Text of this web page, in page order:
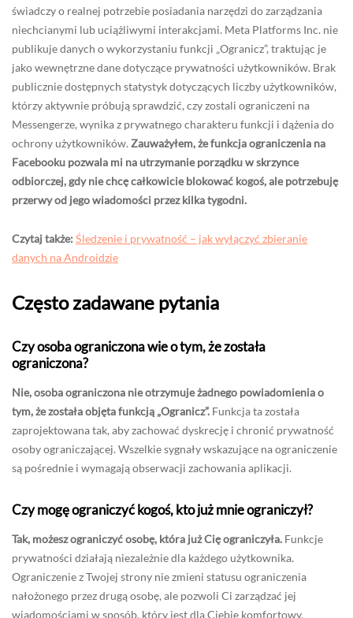
świadczy o realnej potrzebie posiadania narzędzi do zarządzania
niechcianymi lub uciążliwymi interakcjami. Meta Platforms Inc. nie
publikuje danych o wykorzystaniu funkcji „Ogranicz”, traktując je
jako wewnętrzne dane dotyczące prywatności użytkowników. Brak
publicznie dostępnych statystyk dotyczących liczby użytkowników,
którzy aktywnie próbują sprawdzić, czy zostali ograniczeni na
Messengerze, wynika z prywatnego charakteru funkcji i dążenia do
ochrony użytkowników. Zauważyłem, że funkcja ograniczenia na
Facebooku pozwala mi na utrzymanie porządku w skrzynce
odbiorczej, gdy nie chcę całkowicie blokować kogoś, ale potrzebuję
przerwy od jego wiadomości przez kilka tygodni.
Czytaj także: Śledzenie i prywatność – jak wyłączyć zbieranie
danych na Androidzie
Często zadawane pytania
Czy osoba ograniczona wie o tym, że została
ograniczona?
Nie, osoba ograniczona nie otrzymuje żadnego powiadomienia o
tym, że została objęta funkcją „Ogranicz”. Funkcja ta została
zaprojektowana tak, aby zachować dyskrecję i chronić prywatność
osoby ograniczającej. Wszelkie sygnały wskazujące na ograniczenie
są pośrednie i wymagają obserwacji zachowania aplikacji.
Czy mogę ograniczyć kogoś, kto już mnie ograniczył?
Tak, możesz ograniczyć osobę, która już Cię ograniczyła. Funkcje
prywatności działają niezależnie dla każdego użytkownika.
Ograniczenie z Twojej strony nie zmieni statusu ograniczenia
nałożonego przez drugą osobę, ale pozwoli Ci zarządzać jej
wiadomościami w sposób, który jest dla Ciebie komfortowy.